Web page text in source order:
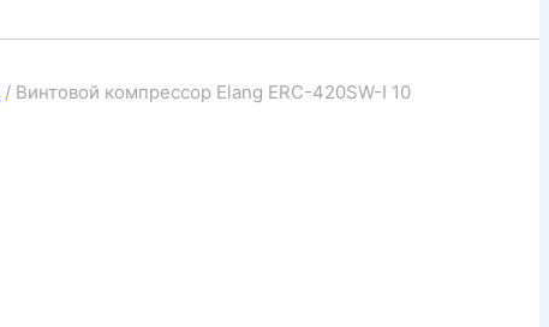
/ Винтовой компрессор Elang ERC-420SW-I 10